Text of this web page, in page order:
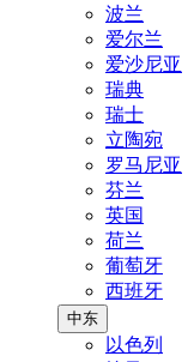
波兰
爱尔兰
爱沙尼亚
瑞典
瑞士
立陶宛
罗马尼亚
芬兰
英国
荷兰
葡萄牙
西班牙
中东
以色列